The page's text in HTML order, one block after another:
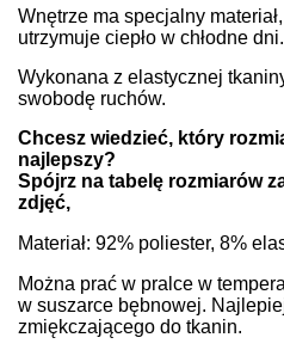
Wnętrze ma specjalny
utrzymuje ciepło w chłodne dni.
Wykonana z elastycznej
swobodę ruchów.
Chcesz wiedzieć, który
najlepszy?
Spójrz na tabelę rozmiarów
zdjęć,
Materiał: 92% poliester, 8%
Można prać w pralce w
w suszarce bębnowej.
zmiękczającego do tkanin.